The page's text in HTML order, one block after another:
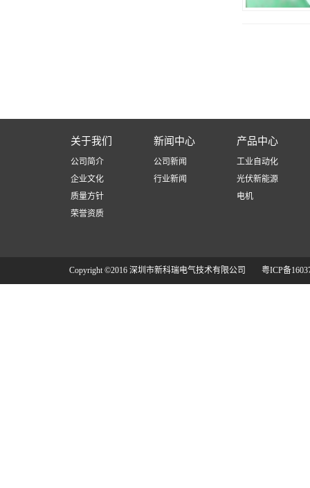
关于我们
公司简介
企业文化
质量方针
荣誉资质
新闻中心
公司新闻
行业新闻
产品中心
工业自动化
光伏新能源
电机
Copyright ©2016 深圳市新科瑞电气技术有限公司 粤ICP备